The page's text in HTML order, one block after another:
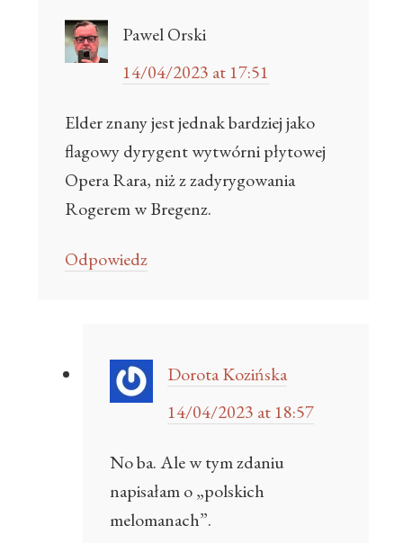
Pawel Orski
14/04/2023 at 17:51
Elder znany jest jednak bardziej jako
flagowy dyrygent wytwórni płytowej
Opera Rara, niż z zadyrygowania
Rogerem w Bregenz.
Odpowiedz
Dorota Kozińska
14/04/2023 at 18:57
No ba. Ale w tym zdaniu
napisałam o „polskich
melomanach”.